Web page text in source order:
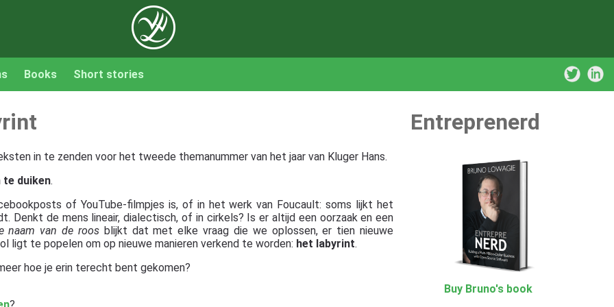
Books Short stories
in te zenden voor het tweede themanummer van het jaar van Kluger Hans.
duiken.
of YouTube-filmpjes is, of in het werk van Foucault: soms lijkt het
Denkt de mens lineair, dialectisch, of in cirkels? Is er altijd een oorzaak en een
naam van de roosblijkt dat met elke vraag die we oplossen, er tien nieuwe
ligt te popelen om op nieuwe manieren verkend te worden: het labyrint.
hoe je erin terecht bent gekomen?
Entreprenerd
Buy Bruno's book